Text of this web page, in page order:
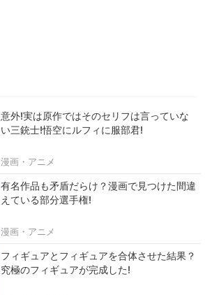
意外!実は原作ではそのセリフは言っていな
い三銃士!悟空にルフィに服部君!
漫画・アニメ
有名作品も矛盾だらけ？漫画で見つけた間違
えている部分選手権!
漫画・アニメ
フィギュアとフィギュアを合体させた結果？
究極のフィギュアが完成した!